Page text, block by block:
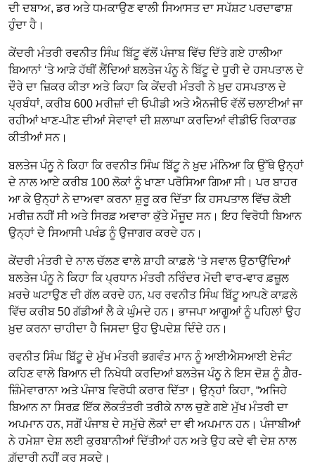
ਦੀ ਦਬਾਅ, ਡਰ ਅਤੇ ਧਮਕਾਉਣ ਵਾਲੀ ਸਿਆਸਤ ਦਾ ਸਪੱਸ਼ਟ ਪਰਦਾਫਾਸ਼
ਹੁੰਦਾ ਹੈ।
ਕੇਂਦਰੀ ਮੰਤਰੀ ਰਵਨੀਤ ਸਿੰਘ ਬਿੱਟੂ ਵੱਲੋਂ ਪੰਜਾਬ ਵਿੱਚ ਦਿੱਤੇ ਗਏ ਹਾਲੀਆ
ਬਿਆਨਾਂ ‘ਤੇ ਆੜੇ ਹੱਥੀਂ ਲੈਂਦਿਆਂ ਬਲਤੇਜ ਪੰਨੂ ਨੇ ਬਿੱਟੂ ਦੇ ਧੂਰੀ ਦੇ ਹਸਪਤਾਲ ਦੇ
ਦੌਰੇ ਦਾ ਜ਼ਿਕਰ ਕੀਤਾ ਅਤੇ ਕਿਹਾ ਕਿ ਕੇਂਦਰੀ ਮੰਤਰੀ ਨੇ ਖ਼ੁਦ ਹਸਪਤਾਲ ਦੇ
ਪ੍ਰਬੰਧਾਂ, ਕਰੀਬ 600 ਮਰੀਜ਼ਾਂ ਦੀ ਓਪੀਡੀ ਅਤੇ ਐਨਜੀਓ ਵੱਲੋਂ ਚਲਾਈਆਂ ਜਾ
ਰਹੀਆਂ ਖਾਣ-ਪੀਣ ਦੀਆਂ ਸੇਵਾਵਾਂ ਦੀ ਸ਼ਲਾਘਾ ਕਰਦਿਆਂ ਵੀਡੀਓ ਰਿਕਾਰਡ
ਕੀਤੀਆਂ ਸਨ।
ਬਲਤੇਜ ਪੰਨੂ ਨੇ ਕਿਹਾ ਕਿ ਰਵਨੀਤ ਸਿੰਘ ਬਿੱਟੂ ਨੇ ਖ਼ੁਦ ਮੰਨਿਆ ਕਿ ਉੱਥੇ ਉਨ੍ਹਾਂ
ਦੇ ਨਾਲ ਆਏ ਕਰੀਬ 100 ਲੋਕਾਂ ਨੂੰ ਖਾਣਾ ਪਰੋਸਿਆ ਗਿਆ ਸੀ। ਪਰ ਬਾਹਰ
ਆ ਕੇ ਉਨ੍ਹਾਂ ਨੇ ਦਾਅਵਾ ਕਰਨਾ ਸ਼ੁਰੂ ਕਰ ਦਿੱਤਾ ਕਿ ਹਸਪਤਾਲ ਵਿੱਚ ਕੋਈ
ਮਰੀਜ਼ ਨਹੀਂ ਸੀ ਅਤੇ ਸਿਰਫ਼ ਅਵਾਰਾ ਕੁੱਤੇ ਮੌਜੂਦ ਸਨ। ਇਹ ਵਿਰੋਧੀ ਬਿਆਨ
ਉਨ੍ਹਾਂ ਦੇ ਸਿਆਸੀ ਪਖੰਡ ਨੂੰ ਉਜਾਗਰ ਕਰਦੇ ਹਨ।
ਕੇਂਦਰੀ ਮੰਤਰੀ ਦੇ ਨਾਲ ਚੱਲਣ ਵਾਲੇ ਸ਼ਾਹੀ ਕਾਫ਼ਲੇ ‘ਤੇ ਸਵਾਲ ਉਠਾਉਂਦਿਆਂ
ਬਲਤੇਜ ਪੰਨੂ ਨੇ ਕਿਹਾ ਕਿ ਪ੍ਰਧਾਨ ਮੰਤਰੀ ਨਰਿੰਦਰ ਮੋਦੀ ਵਾਰ-ਵਾਰ ਫ਼ਜ਼ੂਲ
ਖ਼ਰਚੇ ਘਟਾਉਣ ਦੀ ਗੱਲ ਕਰਦੇ ਹਨ, ਪਰ ਰਵਨੀਤ ਸਿੰਘ ਬਿੱਟੂ ਆਪਣੇ ਕਾਫ਼ਲੇ
ਵਿੱਚ ਕਰੀਬ 50 ਗੱਡੀਆਂ ਲੈ ਕੇ ਘੁੰਮਦੇ ਹਨ। ਭਾਜਪਾ ਆਗੂਆਂ ਨੂੰ ਪਹਿਲਾਂ ਉਹ
ਖ਼ੁਦ ਕਰਨਾ ਚਾਹੀਦਾ ਹੈ ਜਿਸਦਾ ਉਹ ਉਪਦੇਸ਼ ਦਿੰਦੇ ਹਨ।
ਰਵਨੀਤ ਸਿੰਘ ਬਿੱਟੂ ਦੇ ਮੁੱਖ ਮੰਤਰੀ ਭਗਵੰਤ ਮਾਨ ਨੂੰ ਆਈਐਸਆਈ ਏਜੰਟ
ਕਹਿਣ ਵਾਲੇ ਬਿਆਨ ਦੀ ਨਿਖੇਧੀ ਕਰਦਿਆਂ ਬਲਤੇਜ ਪੰਨੂ ਨੇ ਇਸ ਦੋਸ਼ ਨੂੰ ਗ਼ੈਰ-
ਜ਼ਿੰਮੇਵਾਰਾਨਾ ਅਤੇ ਪੰਜਾਬ ਵਿਰੋਧੀ ਕਰਾਰ ਦਿੱਤਾ। ਉਨ੍ਹਾਂ ਕਿਹਾ, “ਅਜਿਹੇ
ਬਿਆਨ ਨਾ ਸਿਰਫ਼ ਇੱਕ ਲੋਕਤੰਤਰੀ ਤਰੀਕੇ ਨਾਲ ਚੁਣੇ ਗਏ ਮੁੱਖ ਮੰਤਰੀ ਦਾ
ਅਪਮਾਨ ਹਨ, ਸਗੋਂ ਪੰਜਾਬ ਦੇ ਸਮੁੱਚੇ ਲੋਕਾਂ ਦਾ ਵੀ ਅਪਮਾਨ ਹਨ। ਪੰਜਾਬੀਆਂ
ਨੇ ਹਮੇਸ਼ਾ ਦੇਸ਼ ਲਈ ਕੁਰਬਾਨੀਆਂ ਦਿੱਤੀਆਂ ਹਨ ਅਤੇ ਉਹ ਕਦੇ ਵੀ ਦੇਸ਼ ਨਾਲ
ਗ਼ੱਦਾਰੀ ਨਹੀਂ ਕਰ ਸਕਦੇ।